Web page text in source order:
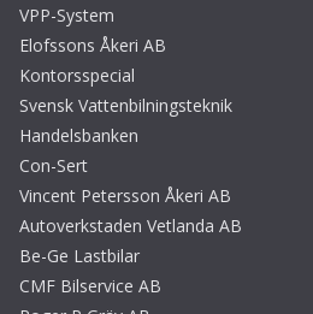
VPP-System
Elofssons Åkeri AB
Kontorsspecial
Svensk Vattenbilningsteknik
Handelsbanken
Con-Sert
Vincent Petersson Åkeri AB
Autoverkstaden Vetlanda AB
Be-Ge Lastbilar
CMF Bilservice AB